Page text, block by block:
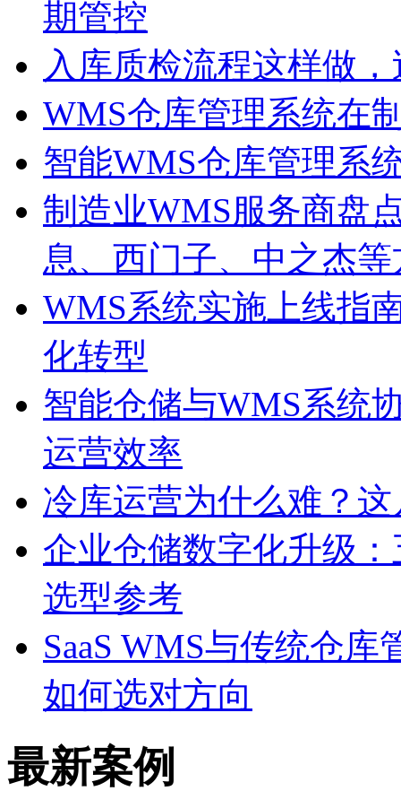
期管控
入库质检流程这样做
WMS仓库管理系统在
智能WMS仓库管理系
制造业WMS服务商盘
息、西门子、中之杰
WMS系统实施上线指
化转型
智能仓储与WMS系统
运营效率
冷库运营为什么难？
企业仓储数字化升级
选型参考
SaaS WMS与传统仓
如何选对方向
最新案例